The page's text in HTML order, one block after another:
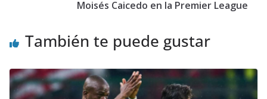
Moisés Caicedo en la Premier League
También te puede gustar